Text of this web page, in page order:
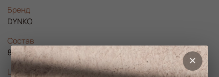
Бренд
DYNKO
Состав
85% вискоза, 15% полиэстер
Цвет